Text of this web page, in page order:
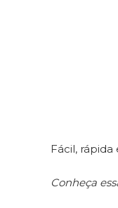
Fácil,
Conheça